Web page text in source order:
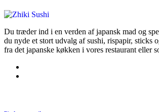
Du træder ind i en verden af japansk mad og
du nyde et stort udvalg af sushi, rispapir, sticks
fra det japanske køkken i vores restaurant eller